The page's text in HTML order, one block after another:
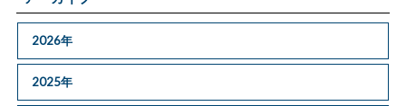
2026年
2025年